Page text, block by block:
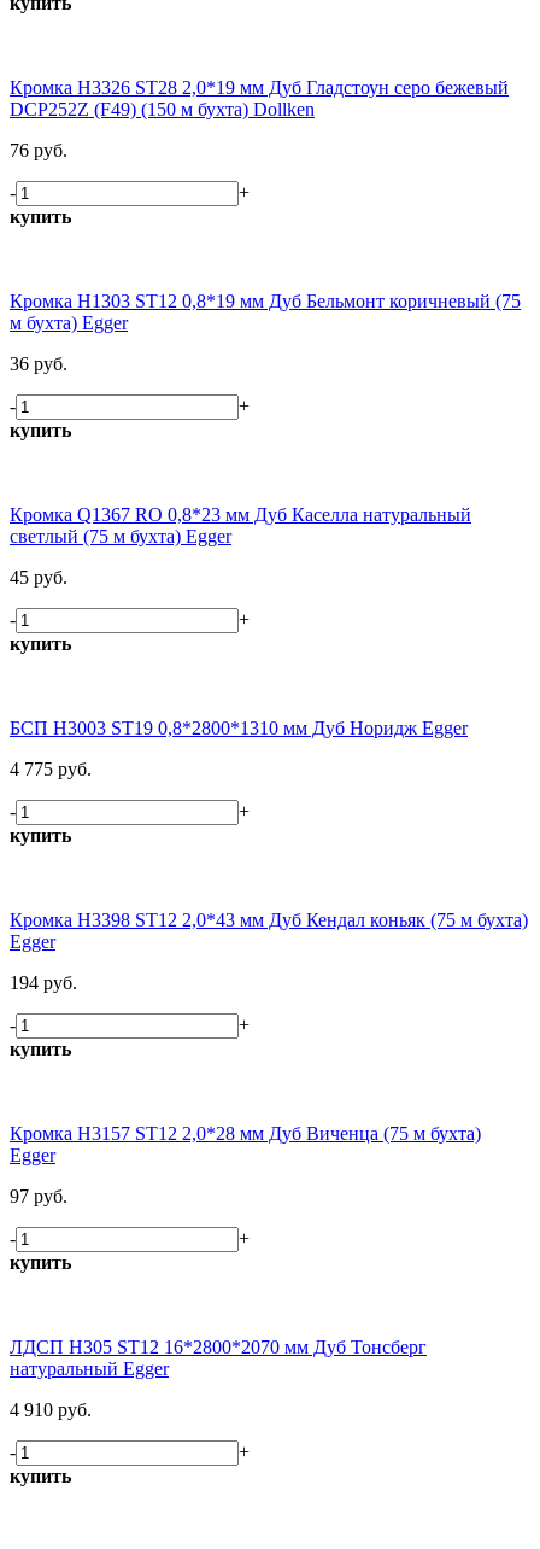
Кромка H3326 ST28 2,0*19 мм Дуб Гладстоун серо бежевый
DCP252Z (F49) (150 м бухта) Dollken
76 руб.
-
+
купить
Кромка H1303 ST12 0,8*19 мм Дуб Бельмонт коричневый (75
м бухта) Egger
36 руб.
-
+
купить
Кромка Q1367 RO 0,8*23 мм Дуб Каселла натуральный
светлый (75 м бухта) Egger
45 руб.
-
+
купить
БСП H3003 ST19 0,8*2800*1310 мм Дуб Норидж Egger
4 775 руб.
-
+
купить
Кромка H3398 ST12 2,0*43 мм Дуб Кендал коньяк (75 м бухта)
Egger
194 руб.
-
+
купить
Кромка H3157 ST12 2,0*28 мм Дуб Виченца (75 м бухта)
Egger
97 руб.
-
+
купить
ЛДСП H305 ST12 16*2800*2070 мм Дуб Тонсберг
натуральный Egger
4 910 руб.
-
+
купить